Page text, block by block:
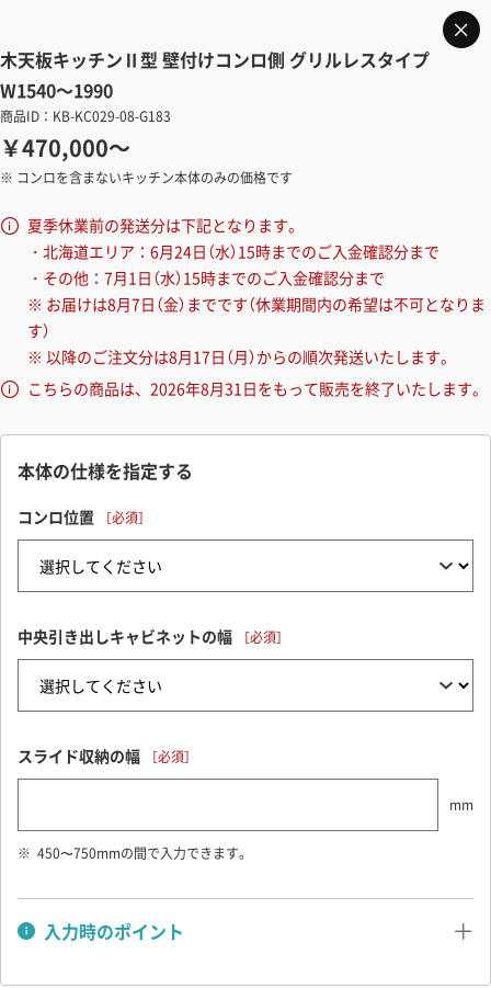
木天板キッチンⅡ型 壁付けコンロ側 グリルレスタイプ
W1540～1990
商品ID：KB-KC029-08-G183
￥470,000～
※ コンロを含まないキッチン本体のみの価格です
夏季休業前の発送分は下記となります。
・北海道エリア：6月24日（水）15時までのご入金確認分まで
・その他：7月1日（水）15時までのご入金確認分まで
※ お届けは8月7日（金）までです（休業期間内の希望は不可となりま
す）
※ 以降のご注文分は8月17日（月）からの順次発送いたします。
こちらの商品は、2026年8月31日をもって販売を終了いたします。
本体の仕様を指定する
コンロ位置
中央引き出しキャビネットの幅
スライド収納の幅
mm
450〜750mmの間で入力できます。
入力時のポイント